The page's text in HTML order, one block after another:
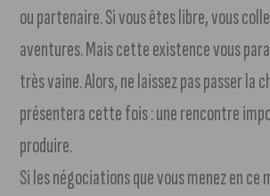
ou partenaire. Si vous êtes libre, vous
aventures. Mais cette existence vous
très vaine. Alors, ne laissez pas passer la
présentera cette fois : une rencontre
produire.
Si les négociations que vous menez en